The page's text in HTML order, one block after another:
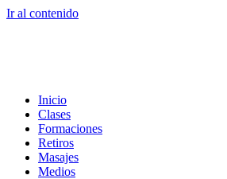
Ir al contenido
Inicio
Clases
Formaciones
Retiros
Masajes
Medios